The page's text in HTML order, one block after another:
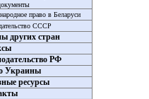
право в Беларуси
СССР
других стран
РФ
Украины
ресурсы